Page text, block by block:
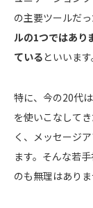
の主要ツールだ
ルの1つではあり
ているといいます
特に、今の20代
を使いこなして
く、メッセージ
ます。そんな若
のも無理はありま